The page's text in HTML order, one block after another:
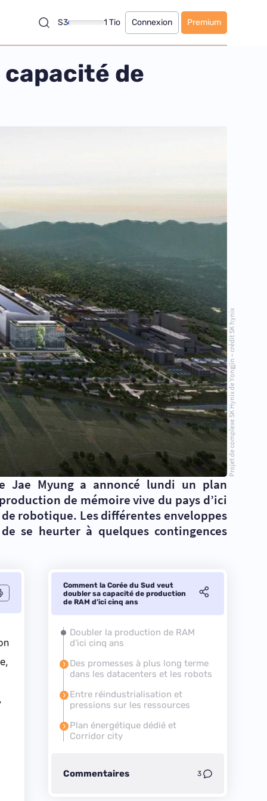
S3 1 Tio Connexion Premium
capacité de
Projet de complexe SK Hynix de Yongjin – crédit SK hynix
Jae Myung a annoncé lundi un plan
de mémoire vive du pays d’ici
robotique. Les différentes enveloppes
se heurter à quelques contingences
Comment la Corée du Sud veut
doubler sa capacité de production
de RAM d’ici cinq ans
Doubler la production de RAM
d'ici cinq ans
Des promesses à plus long terme
dans les datacenters et les robots
Entre réindustrialisation et
pressions sur les ressources
Plan énergétique dédié et
Corridor city
Commentaires 3